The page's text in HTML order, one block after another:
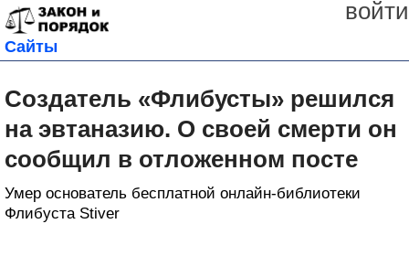
войти
Сайты
Создатель «Флибусты» решился
на эвтаназию. О своей смерти он
сообщил в отложенном посте
Умер основатель бесплатной онлайн-библиотеки
Флибуста Stiver